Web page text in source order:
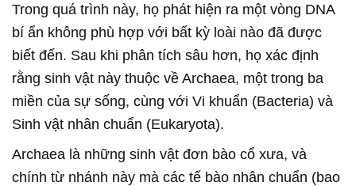
Trong quá trình này, họ phát hiện ra một vòng DNA
bí ẩn không phù hợp với bất kỳ loài nào đã được
biết đến. Sau khi phân tích sâu hơn, họ xác định
rằng sinh vật này thuộc về Archaea, một trong ba
miền của sự sống, cùng với Vi khuẩn (Bacteria) và
Sinh vật nhân chuẩn (Eukaryota).
Archaea là những sinh vật đơn bào cổ xưa, và
chính từ nhánh này mà các tế bào nhân chuẩn (bao